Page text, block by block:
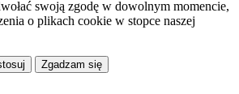
swoją zgodę w dowolnym momencie,
o plikach cookie w stopce naszej